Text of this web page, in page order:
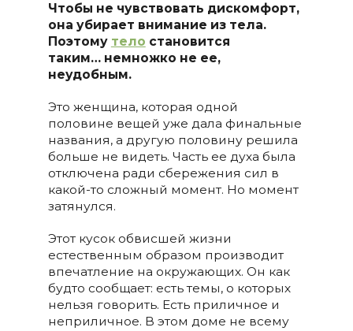
Чтобы не чувствовать дискомфорт,
она убирает внимание из тела.
Поэтому тело становится
таким… немножко не ее,
неудобным.
Это женщина, которая одной
половине вещей уже дала финальные
названия, а другую половину решила
больше не видеть. Часть ее духа была
отключена ради сбережения сил в
какой-то сложный момент. Но момент
затянулся.
Этот кусок обвисшей жизни
естественным образом производит
впечатление на окружающих. Он как
будто сообщает: есть темы, о которых
нельзя говорить. Есть приличное и
неприличное. В этом доме не всему